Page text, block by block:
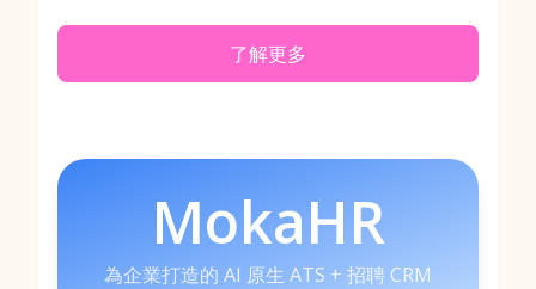
了解更多
MokaHR
為企業打造的 AI 原生 ATS + 招聘 CRM